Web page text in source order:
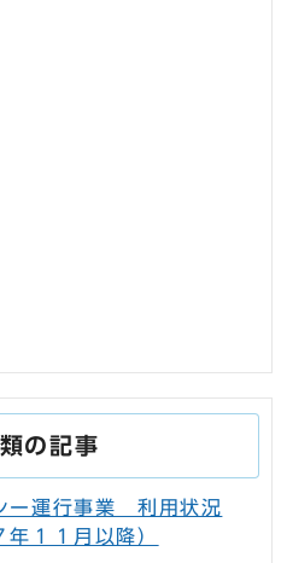
の記事
ー運行事業 利用状況
１１月以降）